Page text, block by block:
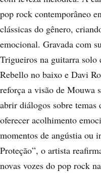
pop rock contemporâneo
clássicas do gênero,
emocional. Gravada com
Trigueiros na guitarra
Rebello no baixo e Davi
reforça a visão de Mouwa
abrir diálogos sobre
oferecer acolhimento
momentos de angústia ou
Proteção”, o artista
novas vozes do pop rock